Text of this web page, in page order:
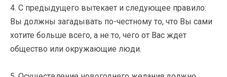
4. С предыдущего вытекает и следующее правило:
Вы должны загадывать по-честному то, что Вы сами
хотите больше всего, а не то, чего от Вас ждет
общество или окружающие люди.